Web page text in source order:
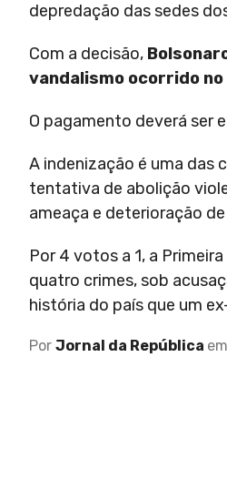
depredação das sedes
Com a decisão,
vandalismo ocorrido
O pagamento deverá ser
A indenização é uma das
tentativa de abolição
ameaça e deterioração
Por 4 votos a 1, a
quatro crimes, sob
história do país que um
Por Jornal da República em